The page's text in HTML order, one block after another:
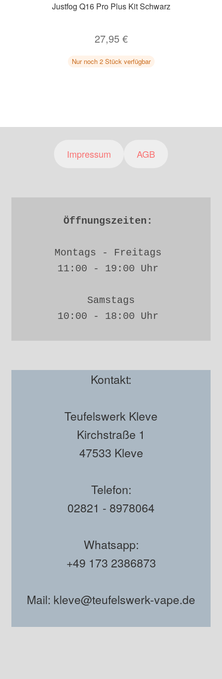
Justfog Q16 Pro Plus Kit Schwarz
27,95 €
Nur noch 2 Stück verfügbar
Impressum AGB
Öffnungszeiten:
Montags - Freitags
11:00 - 19:00 Uhr
Samstags
10:00 - 18:00 Uhr
Kontakt:
Teufelswerk Kleve
Kirchstraße 1
47533 Kleve
Telefon:
02821 - 8978064
Whatsapp:
+49 173 2386873
Mail: kleve@teufelswerk-vape.de